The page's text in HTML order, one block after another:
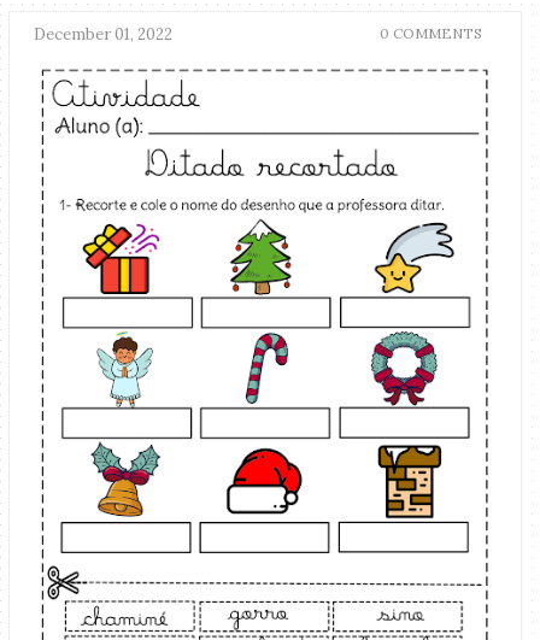
December 01, 2022 0 COMMENTS